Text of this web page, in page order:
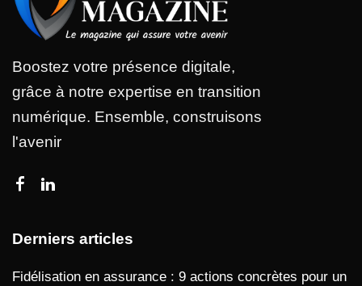
Boostez votre présence digitale,
grâce à notre expertise en transition
numérique. Ensemble, construisons
l'avenir
Derniers articles
Fidélisation en assurance : 9 actions concrètes pour un